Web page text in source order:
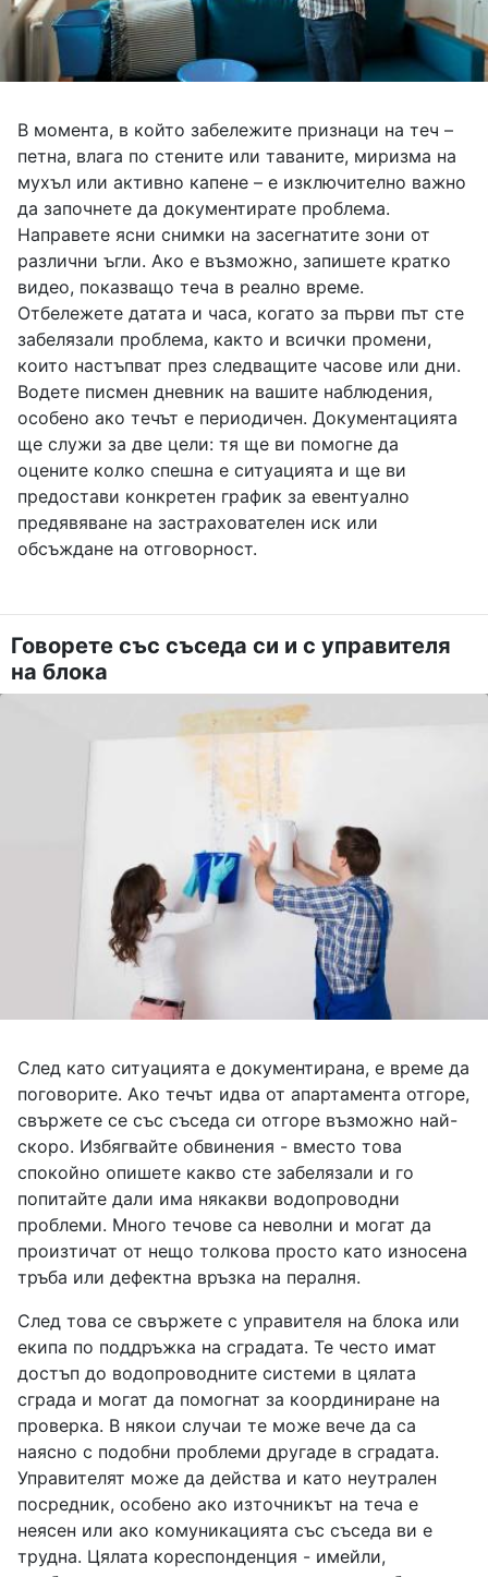
В момента, в който забележите признаци на теч –
петна, влага по стените или таваните, миризма на
мухъл или активно капене – е изключително важно
да започнете да документирате проблема.
Направете ясни снимки на засегнатите зони от
различни ъгли. Ако е възможно, запишете кратко
видео, показващо теча в реално време.
Отбележете датата и часа, когато за първи път сте
забелязали проблема, както и всички промени,
които настъпват през следващите часове или дни.
Водете писмен дневник на вашите наблюдения,
особено ако течът е периодичен. Документацията
ще служи за две цели: тя ще ви помогне да
оцените колко спешна е ситуацията и ще ви
предостави конкретен график за евентуално
предявяване на застрахователен иск или
обсъждане на отговорност.
Говорете със съседа си и с управителя
на блока
След като ситуацията е документирана, е време да
поговорите. Ако течът идва от апартамента отгоре,
свържете се със съседа си отгоре възможно най-
скоро. Избягвайте обвинения - вместо това
спокойно опишете какво сте забелязали и го
попитайте дали има някакви водопроводни
проблеми. Много течове са неволни и могат да
произтичат от нещо толкова просто като износена
тръба или дефектна връзка на пералня.
След това се свържете с управителя на блока или
екипа по поддръжка на сградата. Те често имат
достъп до водопроводните системи в цялата
сграда и могат да помогнат за координиране на
проверка. В някои случаи те може вече да са
наясно с подобни проблеми другаде в сградата.
Управителят може да действа и като неутрален
посредник, особено ако източникът на теча е
неясен или ако комуникацията със съседа ви е
трудна. Цялата кореспонденция - имейли,